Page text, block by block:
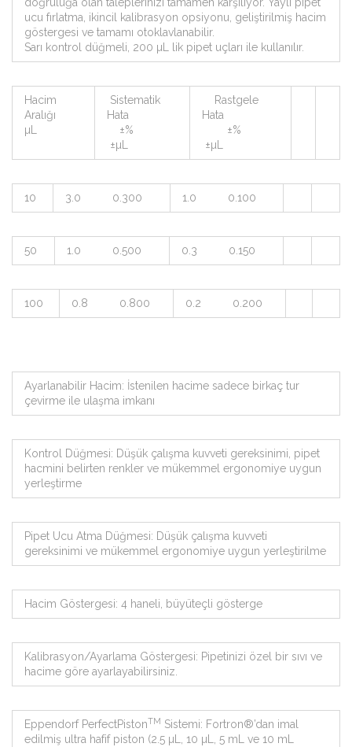
doğruluğa olan taleplerinizi tamamen karşılıyor. Yaylı pipet
ucu fırlatma, ikincil kalibrasyon opsiyonu, geliştirilmiş hacim
göstergesi ve tamamı otoklavlanabilir.
Sarı kontrol düğmeli, 200 µL lik pipet uçları ile kullanılır.
Hacim
Aralığı
µL
Sistematik
Hata
±%
±µL
Rastgele
Hata
±%
±µL
10 3.0 0.300 1.0 0.100
50 1.0 0.500 0.3 0.150
100 0.8 0.800 0.2 0.200
Ayarlanabilir Hacim: İstenilen hacime sadece birkaç tur
çevirme ile ulaşma imkanı
Kontrol Düğmesi: Düşük çalışma kuvveti gereksinimi, pipet
hacmini belirten renkler ve mükemmel ergonomiye uygun
yerleştirme
Pipet Ucu Atma Düğmesi: Düşük çalışma kuvveti
gereksinimi ve mükemmel ergonomiye uygun yerleştirilme
Hacim Göstergesi: 4 haneli, büyüteçli gösterge
Kalibrasyon/Ayarlama Göstergesi: Pipetinizi özel bir sıvı ve
hacime göre ayarlayabilirsiniz.
Eppendorf PerfectPistonTM Sistemi: Fortron®’dan imal
edilmiş ultra hafif piston (2.5 µL, 10 µL, 5 mL ve 10 mL